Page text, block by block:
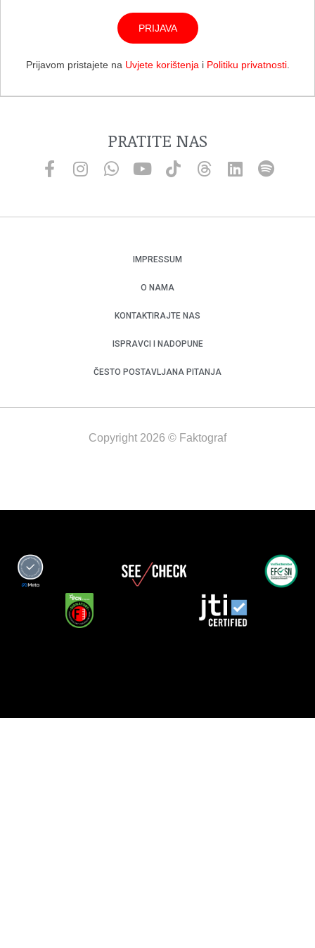
PRIJAVA
Prijavom pristajete na Uvjete korištenja i Politiku privatnosti.
PRATITE NAS
IMPRESSUM
O NAMA
KONTAKTIRAJTE NAS
ISPRAVCI I NADOPUNE
ČESTO POSTAVLJANA PITANJA
Copyright 2026 © Faktograf